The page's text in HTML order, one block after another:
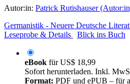
Autor:in: Patrick Rutishauser
Germanistik - Neuere Deutsche
Leseprobe & Details
Blick ins Buch
eBook fürUS$ 18,99
Sofort herunterladen. Inkl.
Format: PDF und ePUB – für